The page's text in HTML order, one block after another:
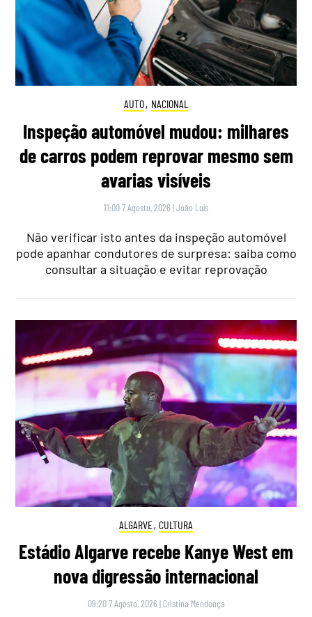
AUTO, NACIONAL
Inspeção automóvel mudou: milhares
de carros podem reprovar mesmo sem
avarias visíveis
11:00 7 Agosto, 2026 |João Luís
Não verificar isto antes da inspeção automóvel
pode apanhar condutores de surpresa: saiba como
consultar a situação e evitar reprovação
ALGARVE, CULTURA
Estádio Algarve recebe Kanye West em
nova digressão internacional
09:20 7 Agosto, 2026 | Cristina Mendonça